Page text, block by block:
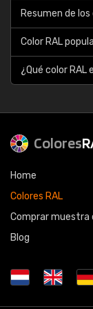
Resumen de
Color RAL
¿Qué color
Colores
Home
Colores RAL
Comprar muestra
Blog